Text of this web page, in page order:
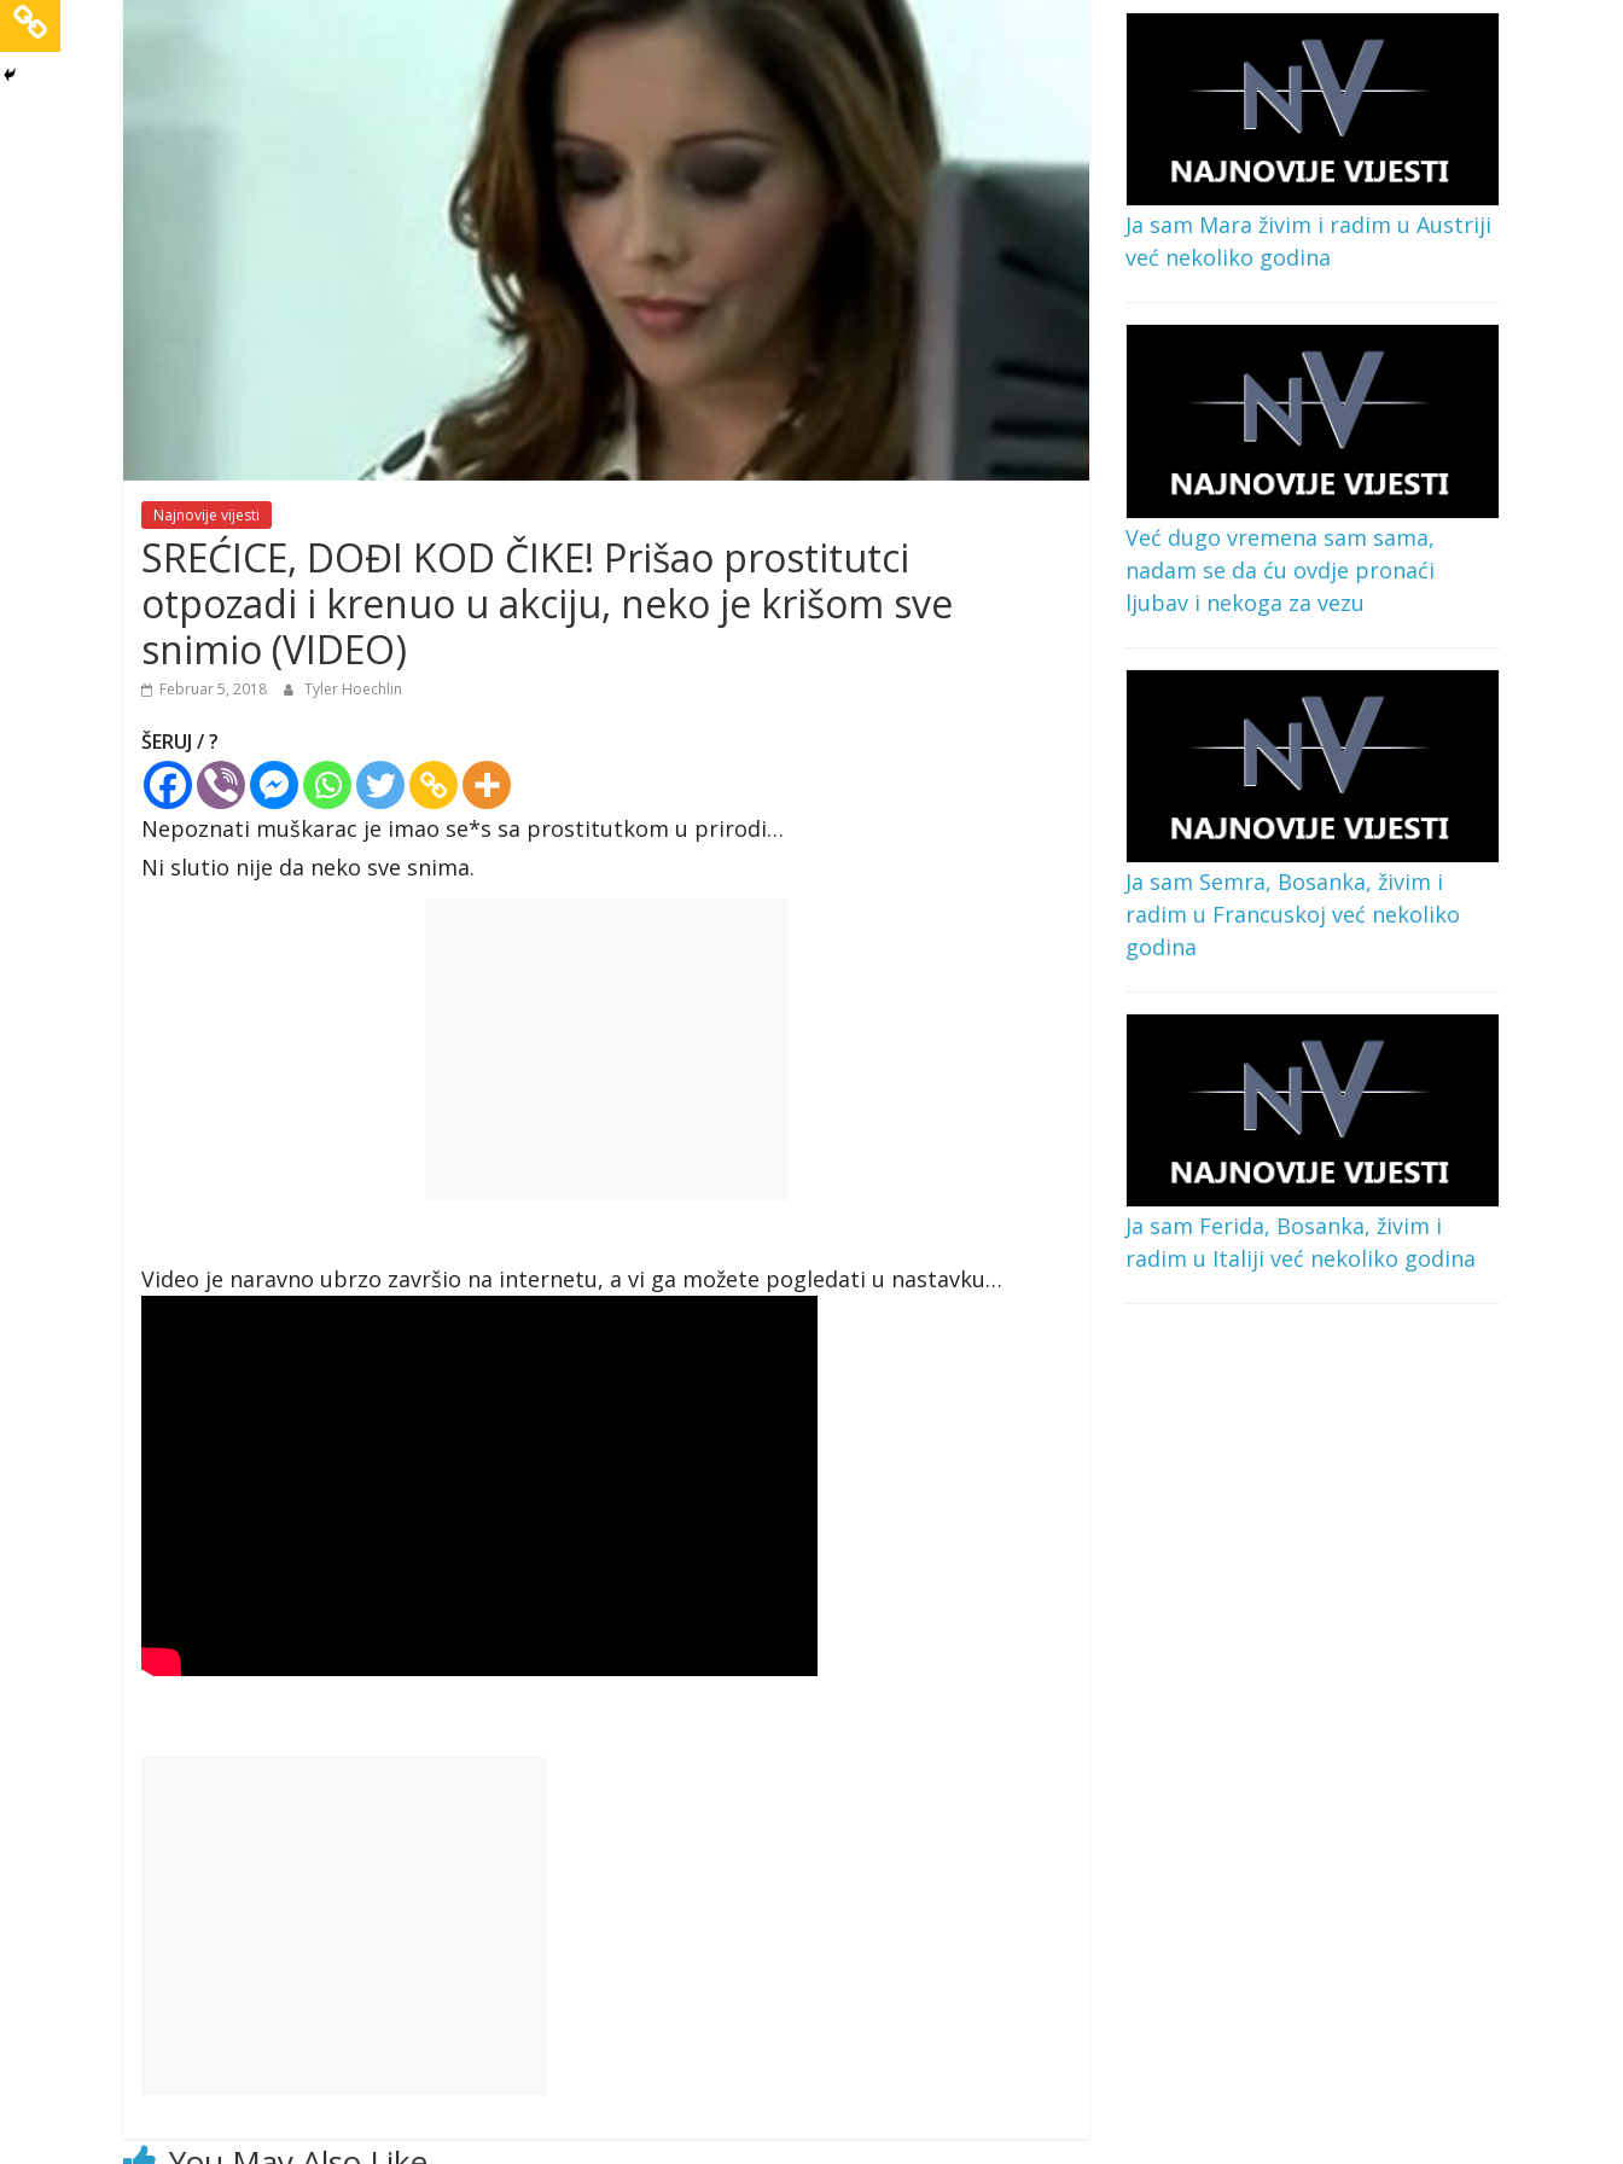
Najnovije vijesti
SREĆICE, DOĐI KOD ČIKE! Prišao prostitutci
otpozadi i krenuo u akciju, neko je krišom sve
snimio (VIDEO)
Februar 5, 2018 Tyler Hoechlin
ŠERUJ / ?
Nepoznati muškarac je imao se*s sa prostitutkom u prirodi…
Ni slutio nije da neko sve snima.
Video je naravno ubrzo završio na internetu, a vi ga možete pogledati u nastavku…
Ja sam Mara živim i radim u Austriji
već nekoliko godina
Već dugo vremena sam sama,
nadam se da ću ovdje pronaći
ljubav i nekoga za vezu
Ja sam Semra, Bosanka, živim i
radim u Francuskoj već nekoliko
godina
Ja sam Ferida, Bosanka, živim i
radim u Italiji već nekoliko godina